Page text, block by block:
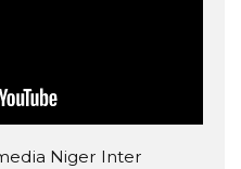
Niger Inter